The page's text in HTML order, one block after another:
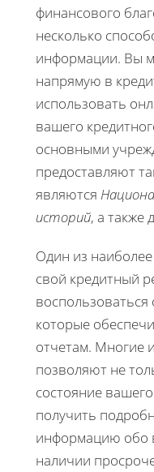
финансового
несколько
информации. Вы
напрямую в
использовать
вашего
основными
предоставляют
являются
историй, а также
Один из
свой кредитный
которые
отчетам. Многие
позволяют не
состояние
получить
информацию обо
наличии